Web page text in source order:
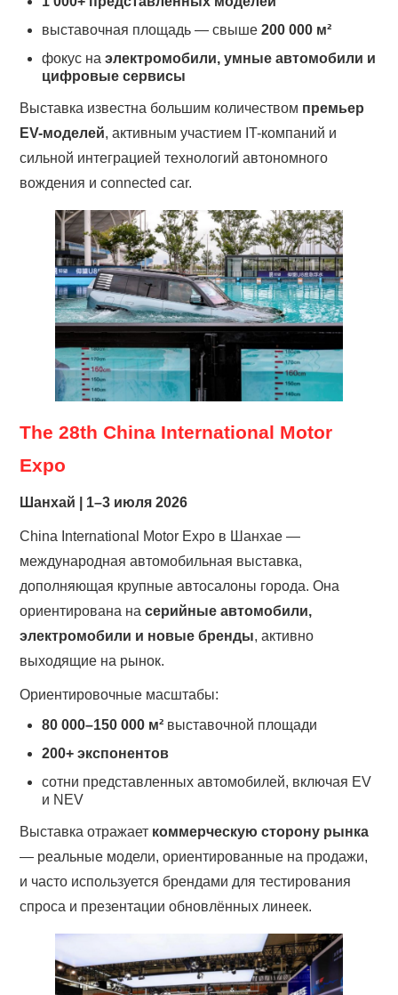
выставочная площадь — свыше200 000 м²
фокус наэлектромобили, умные автомобили и
цифровые сервисы
Выставка известна большим количеством премьер
EV-моделей, активным участием IT-компаний и
сильной интеграцией технологий автономного
вождения и connected car.
The 28th China International Motor
Expo
Шанхай | 1–3 июля 2026
China International Motor Expo в Шанхае —
международная автомобильная выставка,
дополняющая крупные автосалоны города. Она
ориентирована насерийные автомобили,
электромобили и новые бренды, активно
выходящие на рынок.
Ориентировочные масштабы:
80 000–150 000 м² выставочной площади
200+ экспонентов
сотни представленных автомобилей, включая EV
и NEV
Выставка отражает коммерческую сторону рынка
— реальные модели, ориентированные на продажи,
и часто используется брендами для тестирования
спроса и презентации обновлённых линеек.